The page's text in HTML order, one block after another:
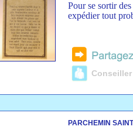
Pour se sortir
expédier tout
PARCHEMIN